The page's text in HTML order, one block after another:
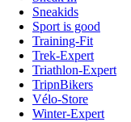
Sneakids
Sport is good
Training-Fit
Trek-Expert
Triathlon-Expert
TripnBikers
Vélo-Store
Winter-Expert